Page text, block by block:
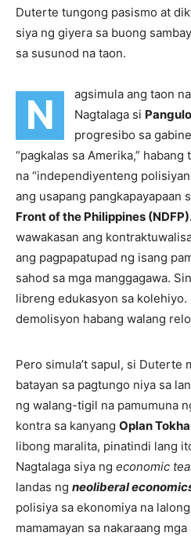
Duterte tungong pasismo at
siya ng giyera sa buong
sa susunod na taon.
N
agsimula ang taon
Nagtalaga si
progresibo sa
“pagkalas sa Amerika,”
na “independiyenteng
ang usapang pangkapayapaan
Front of the Philippines
wawakasan ang
ang pagpapatupad ng isang
sahod sa mga manggagawa.
libreng edukasyon sa kolehiyo.
demolisyon habang walang
Pero simula’t sapul, si Duterte
batayan sa pagtungo niya sa
ng walang-tigil na pamumuna
kontra sa kanyang Oplan
libong maralita, pinatindi lang
Nagtalaga siya ng economic
landas ng neoliberal
polisiya sa ekonomiya na
mamamayan sa nakaraang